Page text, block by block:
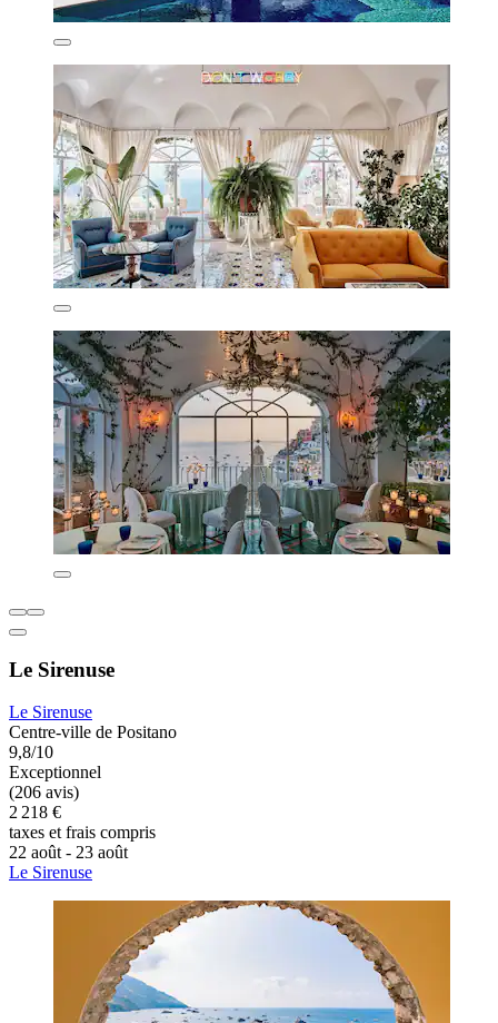
Le Sirenuse
Le Sirenuse
Centre-ville de Positano
9,8/10
Exceptionnel
(206 avis)
2 218 €
taxes et frais compris
22 août - 23 août
Le Sirenuse